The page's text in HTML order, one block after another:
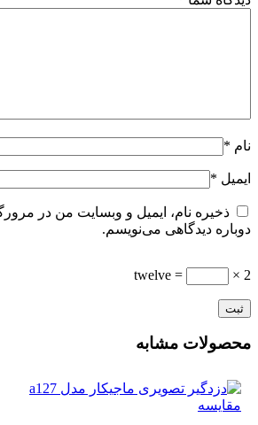
نام *
ایمیل *
ذخیره نام، ایمیل و وبسایت من در
دوباره دیدگاهی می‌نویسم.
2 ×
= twelve
محصولات مشابه
مقایسه